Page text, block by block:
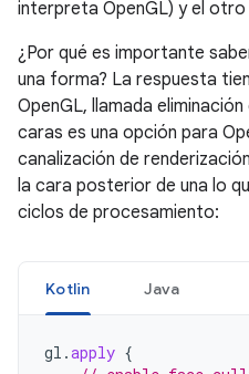
interpreta OpenGL) y el
¿Por qué es importante
una forma? La respuesta
OpenGL, llamada
caras es una opción para
canalización de
la cara posterior de una lo
ciclos de procesamiento:
Kotlin Java
gl .apply {